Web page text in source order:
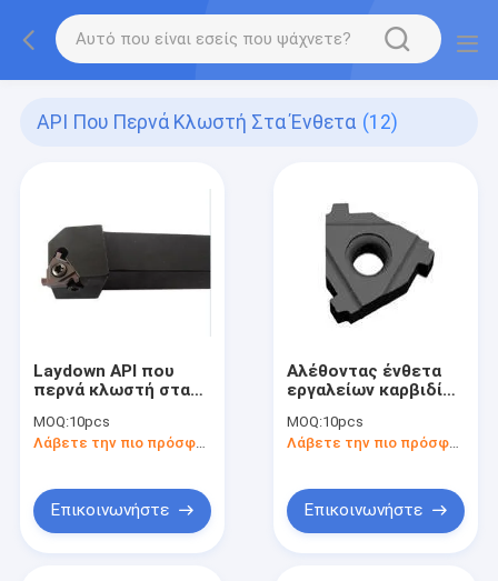
API Που Περνά Κλωστή Στα Ένθετα (12)
Laydown API που
περνά κλωστή στα
τα εργαλεία για CNC
την επεξεργασία
MOQ:10pcs
Λάβετε την πιο πρόσφατη τιμή
Επικοινωνήστε
Αλέθοντας ένθετα
εργαλείων καρβιδίου
τον τόρνο Haas CNC
που κόβει 22ER5BUT
MOQ:10pcs
Λάβετε την πιο πρόσφατη τιμή
Επικοινωνήστε